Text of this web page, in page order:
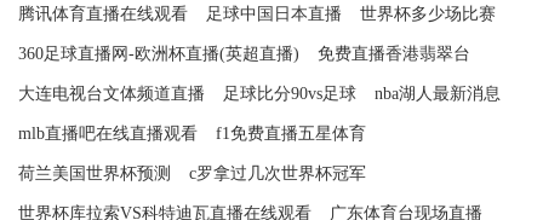
腾讯体育直播在线观看 足球中国日本直播 世界杯多少场比赛
360足球直播网-欧洲杯直播(英超直播) 免费直播香港翡翠台
大连电视台文体频道直播 足球比分90vs足球 nba湖人最新消息
mlb直播吧在线直播观看 f1免费直播五星体育
荷兰美国世界杯预测 c罗拿过几次世界杯冠军
世界杯库拉索VS科特迪瓦直播在线观看 广东体育台现场直播